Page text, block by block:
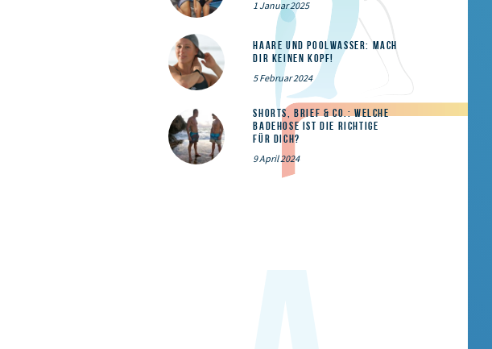
1 Januar 2025
Haare und Poolwasser: Mach
dir keinen Kopf!
5 Februar 2024
Shorts, Brief & Co.: Welche
Badehose ist die Richtige
für dich?
9 April 2024